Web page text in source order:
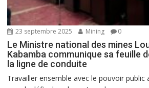
23 septembre 2025 Mining 0
Le Ministre national des mines
Kabamba communique sa feuille
la ligne de conduite
Travailler ensemble avec le pouvoir public